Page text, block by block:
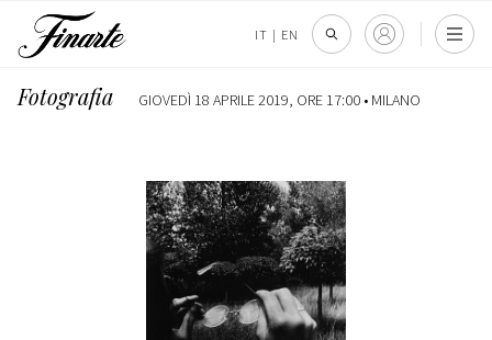
IT | EN
Fotografia GIOVEDÌ 18 APRILE 2019, ORE 17:00 • MILANO